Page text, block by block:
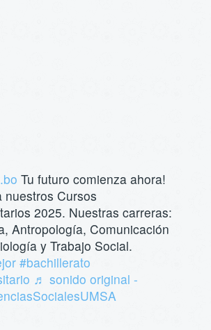
Tu futuro comienza ahora!
nuestros Cursos
2025. Nuestras carreras:
Antropología, Comunicación
y Trabajo Social.
#bachillerato
♬ sonido original -